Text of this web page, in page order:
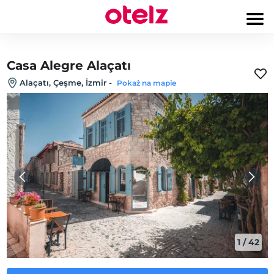
Casa Alegre Alaçatı
Alaçatı, Çeşme, İzmir - Pokaż na mapie
1 /42